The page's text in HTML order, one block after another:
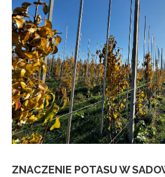
ZNACZENIE POTASU W